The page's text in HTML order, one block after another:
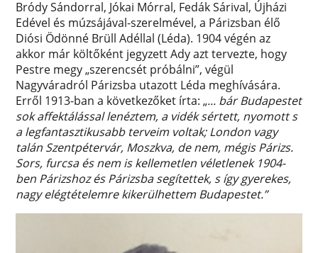
Bródy Sándorral, Jókai Mórral, Fedák Sárival, Újházi
Edével és múzsájával-szerelmével, a Párizsban élő
Diósi Ödönné Brüll Adéllal (Léda). 1904 végén az
akkor már költőként jegyzett Ady azt tervezte, hogy
Pestre megy „szerencsét próbálni”, végül
Nagyváradról Párizsba utazott Léda meghívására.
Erről 1913-ban a következőket írta: „... bár Budapestet
sok affektálással lenéztem, a vidék sértett, nyomott s
a legfantasztikusabb terveim voltak; London vagy
talán Szentpétervár, Moszkva, de nem, mégis Párizs.
Sors, furcsa és nem is kellemetlen véletlenek 1904-
ben Párizshoz és Párizsba segítettek, s így gyerekes,
nagy elégtételemre kikerülhettem Budapestet.”